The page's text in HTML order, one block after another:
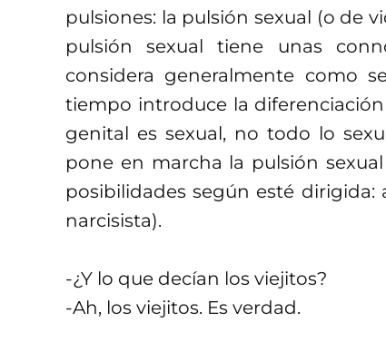
pulsiones: la pulsión sexual (o de
pulsión sexual tiene unas
considera generalmente como
tiempo introduce la
genital es sexual, no todo lo
pone en marcha la pulsión
posibilidades según esté
narcisista).
-¿Y lo que decían los viejitos?
-Ah, los viejitos. Es verdad.